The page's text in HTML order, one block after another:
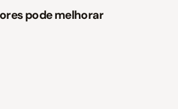
pode melhorar